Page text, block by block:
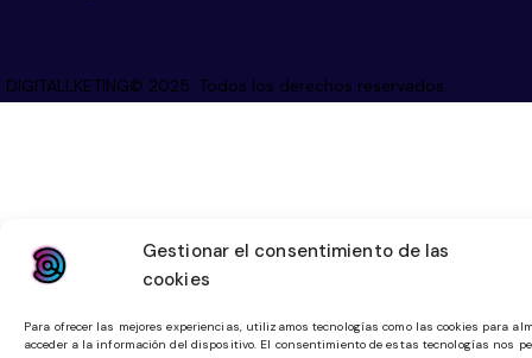
Gestionar el consentimiento de las
cookies
Para ofrecer las mejores experiencias, utilizamos tecnologías como las cookies para
acceder a la información del dispositivo. El consentimiento de estas tecnologías nos
DIGITALLKETING© 2025. Todos los derechos reservados.